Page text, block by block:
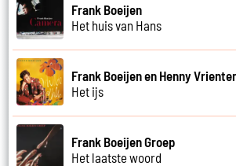
Frank Boeijen
Het huis van Hans
Frank Boeijen en Henny
Het ijs
Frank Boeijen Groep
Het laatste woord